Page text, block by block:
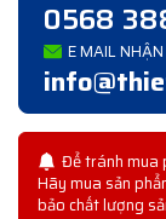
0568
E MAIL
Để tránh mua
Hãy mua sản
bảo chất lượng